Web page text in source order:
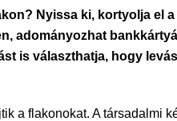
Nyissa ki, kortyolja el
adományozhat
is választhatja, hogy
a flakonokat. A társadalmi